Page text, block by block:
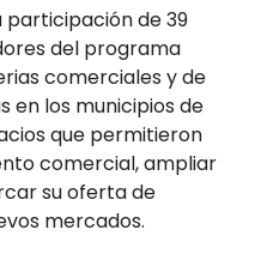
participación de 39
del programa
comerciales y de
en los municipios de
que permitieron
comercial, ampliar
su oferta de
mercados.